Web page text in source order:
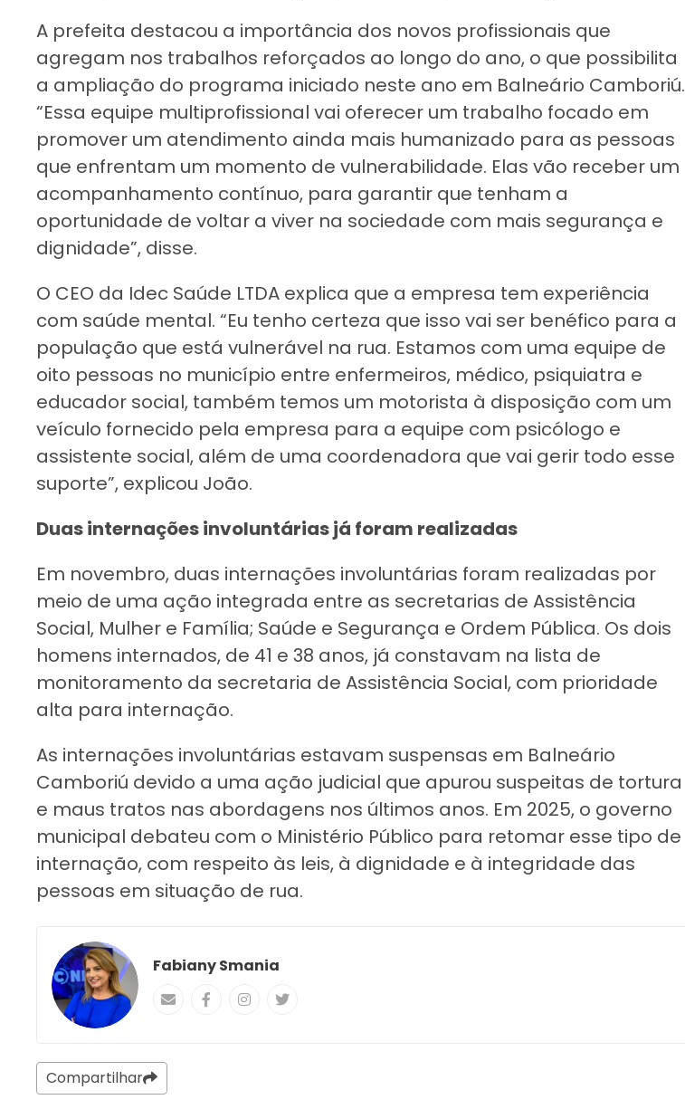
A prefeita destacou a importância dos novos profissionais que
agregam nos trabalhos reforçados ao longo do ano, o que possibilita
a ampliação do programa iniciado neste ano em Balneário Camboriú.
“Essa equipe multiprofissional vai oferecer um trabalho focado em
promover um atendimento ainda mais humanizado para as pessoas
que enfrentam um momento de vulnerabilidade. Elas vão receber um
acompanhamento contínuo, para garantir que tenham a
oportunidade de voltar a viver na sociedade com mais segurança e
dignidade”, disse.
O CEO da Idec Saúde LTDA explica que a empresa tem experiência
com saúde mental. “Eu tenho certeza que isso vai ser benéfico para a
população que está vulnerável na rua. Estamos com uma equipe de
oito pessoas no município entre enfermeiros, médico, psiquiatra e
educador social, também temos um motorista à disposição com um
veículo fornecido pela empresa para a equipe com psicólogo e
assistente social, além de uma coordenadora que vai gerir todo esse
suporte”, explicou João.
Duas internações involuntárias já foram realizadas
Em novembro, duas internações involuntárias foram realizadas por
meio de uma ação integrada entre as secretarias de Assistência
Social, Mulher e Família; Saúde e Segurança e Ordem Pública. Os dois
homens internados, de 41 e 38 anos, já constavam na lista de
monitoramento da secretaria de Assistência Social, com prioridade
alta para internação.
As internações involuntárias estavam suspensas em Balneário
Camboriú devido a uma ação judicial que apurou suspeitas de tortura
e maus tratos nas abordagens nos últimos anos. Em 2025, o governo
municipal debateu com o Ministério Público para retomar esse tipo de
internação, com respeito às leis, à dignidade e à integridade das
pessoas em situação de rua.
Fabiany Smania
Compartilhar